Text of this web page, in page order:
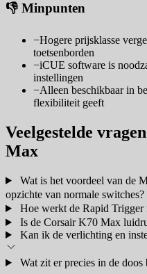
👎 Minpunten
−Hogere prijsklasse
toetsenborden
−iCUE software is
instellingen
−Alleen beschikbaar in
flexibiliteit geeft
Veelgestelde
Max
Wat is het voordeel van de
opzichte van normale switches?
Hoe werkt de Rapid
Is de Corsair K70 Max
Kan ik de verlichting en
Wat zit er precies in de